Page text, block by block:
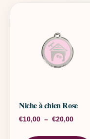
Niche à chien Rose
€10,00 – €20,00